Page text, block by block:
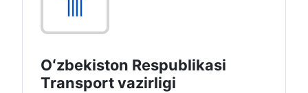
Oʻzbekiston Respublikasi
Transport vazirligi